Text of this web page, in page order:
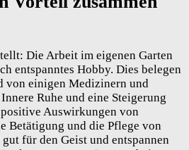
Die Arbeit im eigenen Garten
entspanntes Hobby. Dies belegen
von einigen Medizinern und
Ruhe und eine Steigerung
Auswirkungen von
Betätigung und die Pflege von
für den Geist und entspannen